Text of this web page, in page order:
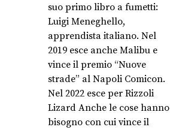
suo primo libro a fumetti:
Luigi Meneghello,
apprendista italiano. Nel
2019 esce anche Malibu e
vince il premio “Nuove
strade” al Napoli Comicon.
Nel 2022 esce per Rizzoli
Lizard Anche le cose hanno
bisogno con cui vince il